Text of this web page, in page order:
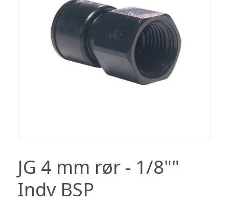
JG 4 mm rør - 1/8""
Indv BSP